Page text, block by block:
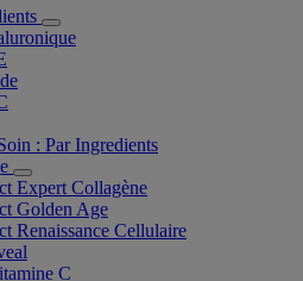
: Par Ingredients
Expert Collagène
Golden Age
Renaissance Cellulaire
C